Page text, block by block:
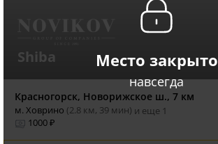
Место закрыто
навсегда
Shiba
Красногорск, Новорижское ш., 7 км
м. Ховрино (2.8 км, 39 мин) и еще 1
1000 ₽